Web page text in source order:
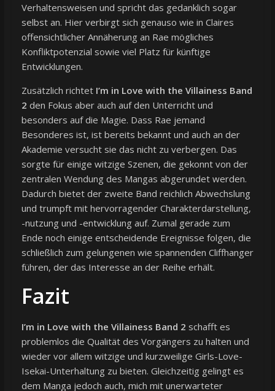
Verhaltensweisen und spricht das gedanklich sogar
selbst an. Hier verbirgt sich genauso wie in Claires
offensichtlicher Annäherung an Rae mögliches
Konfliktpotenzial sowie viel Platz für künftige
Entwicklungen.
Zusätzlich richtet I’m in Love with the Villainess Band
2 den Fokus aber auch auf den Unterricht und
besonders auf die Magie. Dass Rae jemand
Besonderes ist, ist bereits bekannt und auch an der
Akademie versucht sie das nicht zu verbergen. Das
sorgte für einige witzige Szenen, die gekonnt von der
zentralen Wendung des Mangas abgerundet werden.
Dadurch bietet der zweite Band reichlich Abwechslung
und trumpft mit hervorragender Charakterdarstellung,
-nutzung und -entwicklung auf. Zumal gerade zum
Ende noch einige entscheidende Ereignisse folgen, die
schließlich zum gelungenen wie spannenden Cliffhanger
führen, der das Interesse an der Reihe erhält.
Fazit
I’m in Love with the Villainess Band 2 schafft es
problemlos die Qualität des Vorgängers zu halten und
wieder vor allem witzige und kurzweilige Girls-Love-
Isekai-Unterhaltung zu bieten. Gleichzeitig gelingt es
dem Manga jedoch auch, mich mit unerwarteter